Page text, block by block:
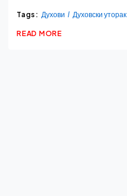
Tags: Духови Духовски уторак
READ MORE